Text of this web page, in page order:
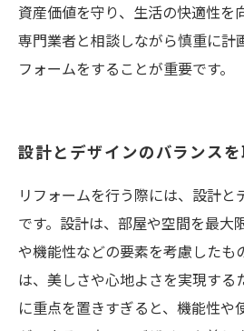
資産価値を守り、生活の快適性を
専門業者と相談しながら慎重に計
フォームをすることが重要です。
設計とデザインのバランスを
リフォームを行う際には、設計と
です。設計は、部屋や空間を最大
や機能性などの要素を考慮したも
は、美しさや心地よさを実現する
に重点を置きすぎると、機能性や